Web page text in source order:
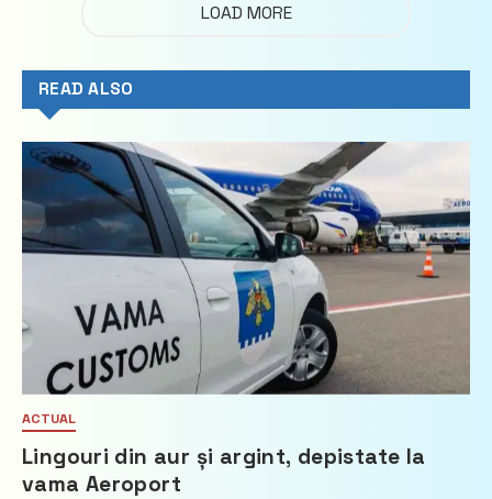
LOAD MORE
READ ALSO
ACTUAL
Lingouri din aur și argint, depistate la
vama Aeroport